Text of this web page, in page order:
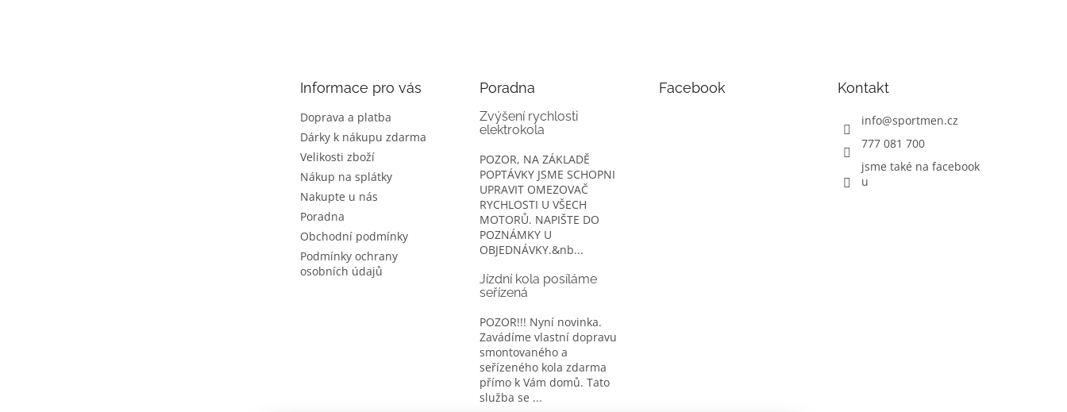
Informace pro vás
Doprava a platba
Dárky k nákupu zdarma
Velikosti zboží
Nákup na splátky
Nakupte u nás
Poradna
Obchodní podmínky
Podmínky ochrany
osobních údajů
Poradna
Zvýšení rychlosti
elektrokola
POZOR, NA ZÁKLADĚ
POPTÁVKY JSME SCHOPNI
UPRAVIT OMEZOVAČ
RYCHLOSTI U VŠECH
MOTORŮ. NAPIŠTE DO
POZNÁMKY U
OBJEDNÁVKY.&nb...
Jízdní kola posíláme
seřízená
POZOR!!! Nyní novinka.
Zavádíme vlastní dopravu
smontovaného a
seřízeného kola zdarma
přímo k Vám domů. Tato
služba se ...
Facebook Kontakt
info@sportmen.cz
777 081 700
jsme také na facebook
u